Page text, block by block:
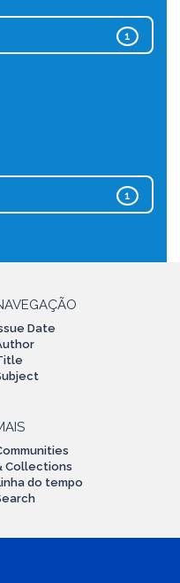
1
1
Date
Collections
do tempo